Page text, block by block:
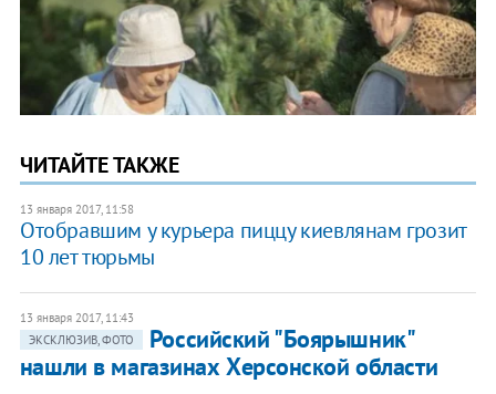
ЧИТАЙТЕ ТАКЖЕ
13 января 2017, 11:58
Отобравшим у курьера пиццу киевлянам грозит
10 лет тюрьмы
13 января 2017, 11:43
ЭКСКЛЮЗИВ, ФОТО
Российский "Боярышник"
нашли в магазинах Херсонской области